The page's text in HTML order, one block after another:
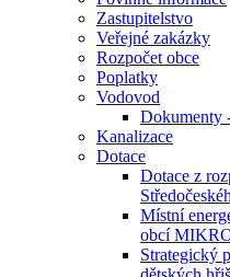
Zastupitelstvo
Veřejné zakázky
Rozpočet obce
Poplatky
Vodovod
Dokumenty
Kanalizace
Dotace
Dotace z
Místní
obcí
Strategický